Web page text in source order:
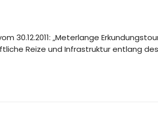
30.12.2011: „Meterlange
Reize und Infrastruktur entlang